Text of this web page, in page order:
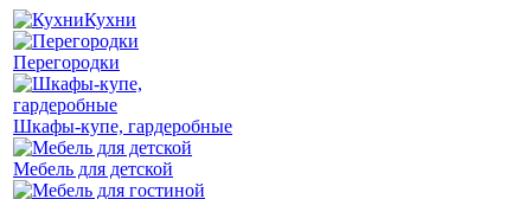
Кухни
Перегородки
Шкафы-купе, гардеробные
Мебель для детской